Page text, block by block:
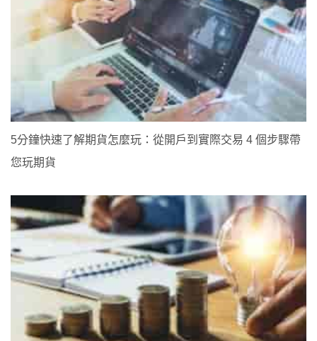
5分鐘快速了解期貨怎麼玩：從開戶到實際交易 4 個步驟帶
您玩期貨